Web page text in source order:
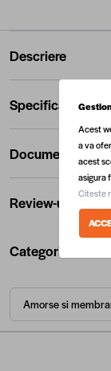
Descriere
Specificatii
Documente
Review-uri
Categorii utile
Amorse si
Acest
a va
acest
asigura
Citeste